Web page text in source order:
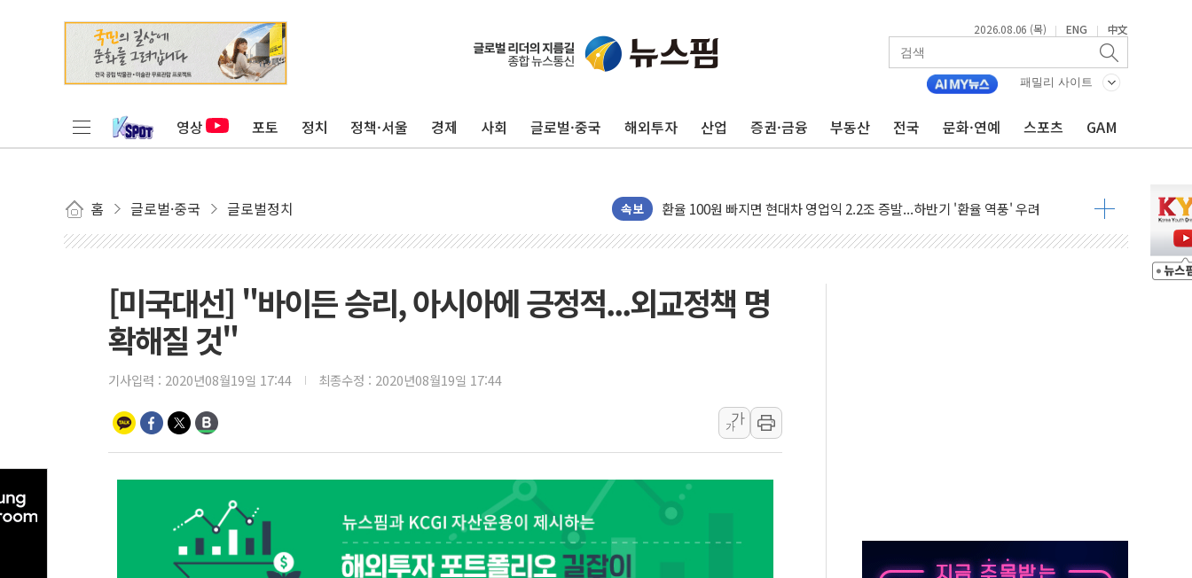
2026.08.06 (목) | ENG | 中文
패밀리 사이트
영상 포토 정치 정책·서울 경제 사회 글로벌·중국 해외투자 산업 증권·금융 부동산 전국 문화·연예 스포츠 GAM
홈 글로벌·중국 글로벌정치 속보
ADT캡스, 매장 운영·보안 통합관리 앱 출시
환율 100원 빠지면 현대차 영업익 2.2조 증발...하반기 '환율 역풍' 우려
국내 최대 400MW 규모 해남 태양광발전 '첫삽'…남동발전, 재생에너지 '앞장'
경찰, '홍명보 감독 선임 의혹' 축구협회 압수수색
삼성전자, FMS 2026서 차세대 AI 메모리 기술력 과시
[특징주] 고려아연, 상반기 최대 실적에 13%대 급등
한·체코 항공편 주10회로 확대…신규 항공사 진입길 열려
美중간선거 '색깔론' 덧씌우는 트럼프...당내선 "안 먹힌다" 균열
보훈부, 내년 워싱턴서 첫 '국제보훈컨퍼런스'… 한미동맹 상징성 부각
[미국대선] "바이든 승리, 아시아에 긍정적...외교정책 명
확해질 것"
기사입력 : 2020년08월19일 17:44 최종수정 : 2020년08월19일 17:44
가
가